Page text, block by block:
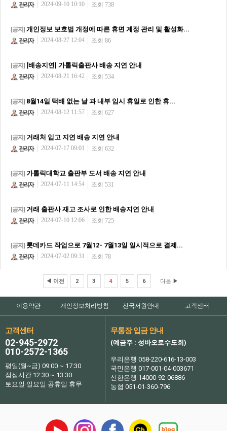
2024-09-10 10:10 조회 738
[공지] 개인정보 보호법 개정에 따른 휴면 계정 관리 및 활성화...
2024-08-27 12:04 조회 86
[공지] [배송지연] 가톨릭출판사 배송 지연 안내
2024-08-21 16:42 조회 534
[공지] 8월14일 택배 없는 날 과 내부 임시 휴일로 인한 휴...
2024-08-12 11:57 조회 627
[공지] 거래처 입고 지연 배송 지연 안내
2024-07-17 09:01 조회 632
[공지] 가톨릭대학교 출판부 도서 배송 지연 안내
2024-07-11 14:54 조회 531
[공지] 거래 출판사 재고 조사로 인한 배송지연 안내
2024-07-10 12:06 조회 725
[공지] 롯데카드 작업으로 7월12- 7월13일 일시적으로 결제...
2024-07-02 09:31 조회 78
◀ 이전 2 3 4 5 6 다음 ▶
이용약관 개인정보처리방침 전국서원안내 고객센터
고객센터
02-945-2972
010-2572-1365
평일(월~금) 09:00 ~ 17:30
점심시간 12:30 ~ 13:30
토요일·일요일·공휴일 휴무
무통장 입금 안내
(예금주 : 성바오로수도회)
우리은행 058-220-616-13-003
국민은행 017-001-04-003671
신한은행 14000-92-06886
농협 051-01-360-796